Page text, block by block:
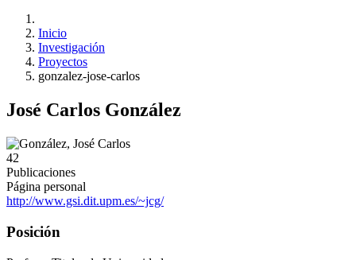
Inicio
Investigación
Proyectos
gonzalez-jose-carlos
José Carlos González
42
Publicaciones
Página personal
http://www.gsi.dit.upm.es/~jcg/
Posición